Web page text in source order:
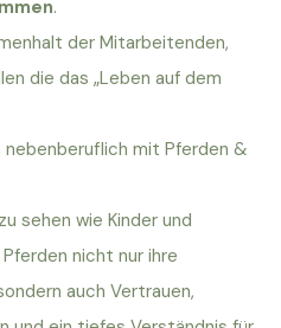
.
der Mitarbeitenden,
die das „Leben auf dem
mit Pferden &
sehen wie Kinder und
nicht nur ihre
auch Vertrauen,